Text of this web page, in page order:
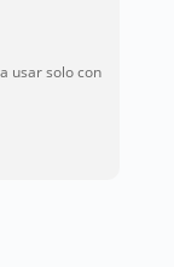
usar solo con